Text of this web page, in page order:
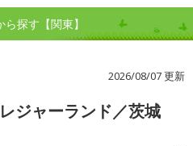
探す【関東】
2026/08/07 更新
ジャーランド／茨城